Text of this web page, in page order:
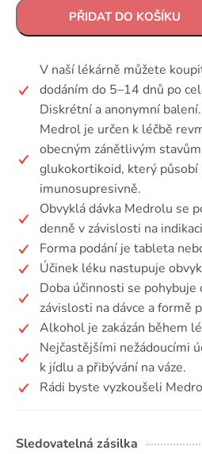
PŘIDAT DO KOŠÍKU
V naší lékárně můžete
dodáním do 5–14 dnů po
Diskrétní a anonymní balení.
Medrol je určen k léčbě
obecným zánětlivým
glukokortikoid, který
imunosupresivně.
Obvyklá dávka Medrolu se
denně v závislosti na
Forma podání je tableta
Účinek léku nastupuje
Doba účinnosti se
závislosti na dávce a formě
Alkohol je zakázán během
Nejčastějšími nežádoucími
k jídlu a přibývání na váze.
Rádi byste vyzkoušeli
Sledovatelná zásilka